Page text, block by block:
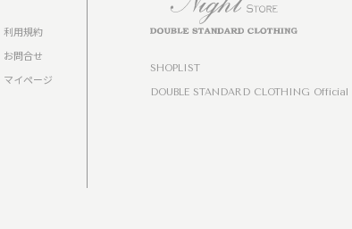
利用規約
お問合せ
マイページ
SHOPLIST
DOUBLE STANDARD CLOTHING Official